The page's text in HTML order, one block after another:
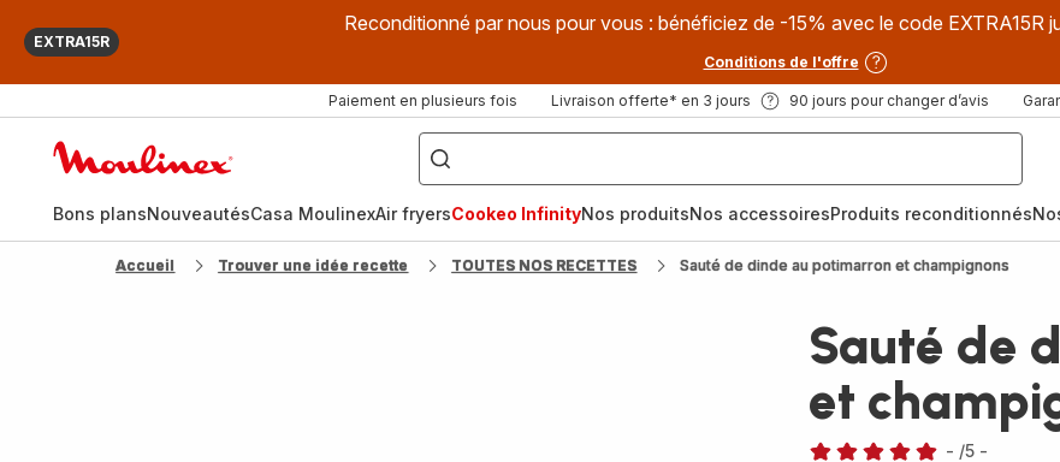
EXTRA15R
Reconditionné par nous pour vous : bénéficiez de -15% avec le code EXTRA15R
Conditions de l'offre
Paiement en plusieurs fois Livraison offerte* en 3 jours 90 jours pour changer d’avis
["Que
recherchez-
vous
?",
fryer",
"Companion"]
Bons plansNouveautésCasa MoulinexAir fryersCookeo InfinityNos produitsNos accessoiresProduits reconditionnés
Accueil Trouver une idée recette TOUTES NOS RECETTES Sauté de dinde au potimarron et champignons
Sauté de
et
- /5 -